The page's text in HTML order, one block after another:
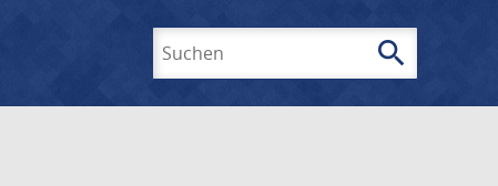
search